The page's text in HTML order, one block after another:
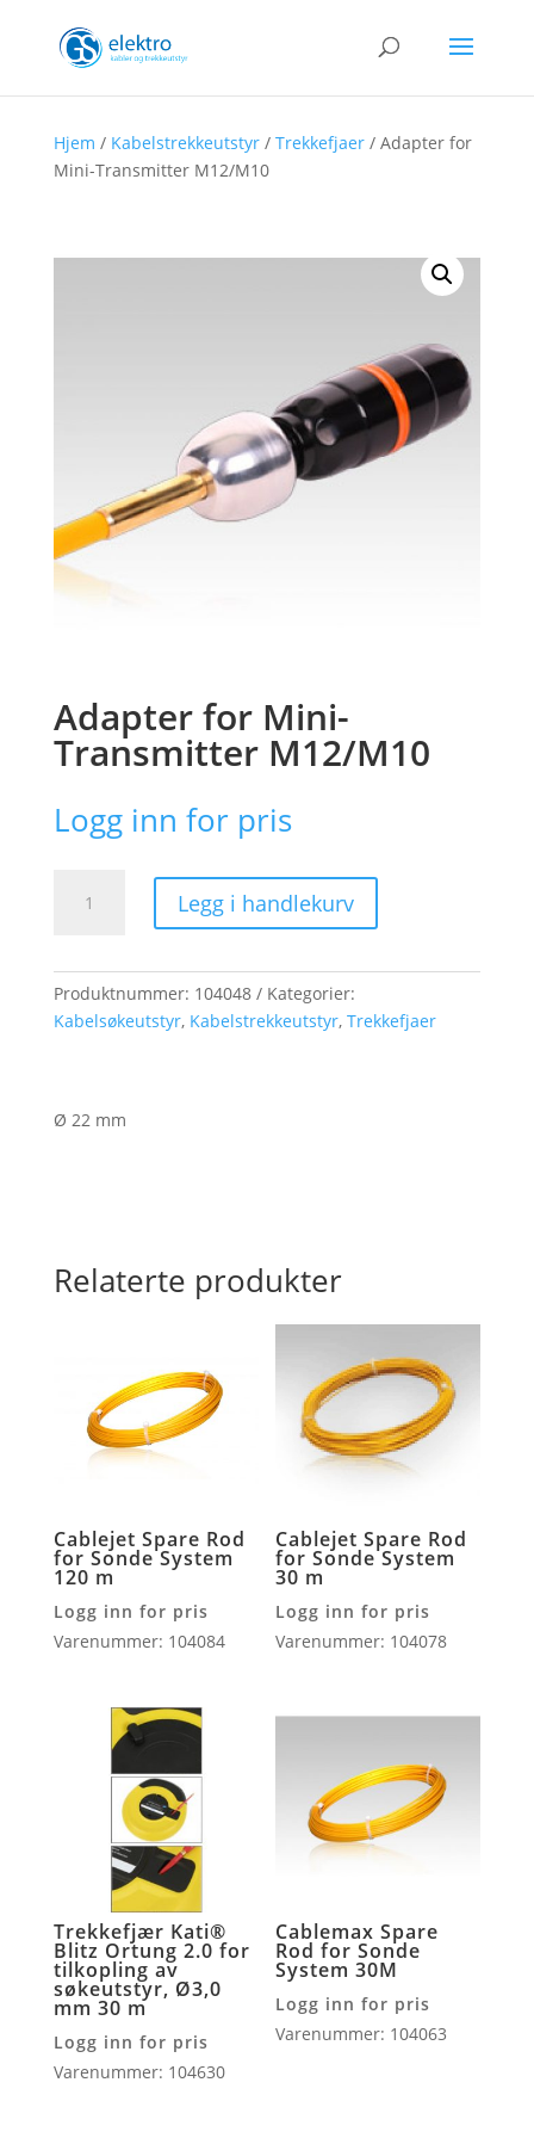
Hjem / Kabelstrekkeutstyr/ Trekkefjaer/ Adapter for
Mini-Transmitter M12/M10
Adapter for Mini-
Transmitter M12/M10
Logg inn for pris
M12/M10
antall
Legg i handlekurv
Produktnummer: 104048
Kategorier:
Kabelsøkeutstyr, Kabelstrekkeutstyr, Trekkefjaer
Ø 22 mm
Relaterte produkter
Cablejet Spare Rod
for Sonde System
120 m
Logg inn for pris
Varenummer: 104084
Cablejet Spare Rod
for Sonde System
30 m
Logg inn for pris
Varenummer: 104078
Trekkefjær Kati®
Blitz Ortung 2.0 for
tilkopling av
søkeutstyr, Ø3,0
mm 30 m
Logg inn for pris
Varenummer: 104630
Cablemax Spare
Rod for Sonde
System 30M
Logg inn for pris
Varenummer: 104063